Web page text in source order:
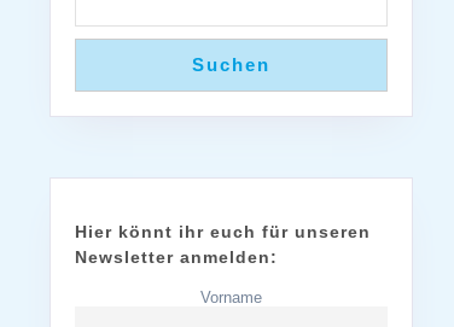
Suchen
Hier könnt ihr euch für unseren
Newsletter anmelden:
Vorname